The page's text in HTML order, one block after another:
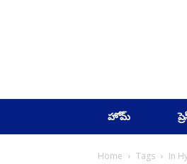
హోమ్
Home Tags In